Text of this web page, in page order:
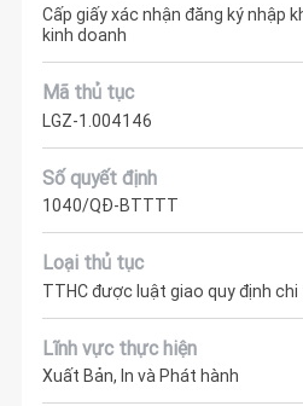
Cấp giấy xác nhận đăng ký nhập
kinh doanh
Mã thủ tục
LGZ-1.004146
Số quyết định
1040/QĐ-BTTTT
Loại thủ tục
TTHC được luật giao quy định
Lĩnh vực thực hiện
Xuất Bản, In và Phát hành